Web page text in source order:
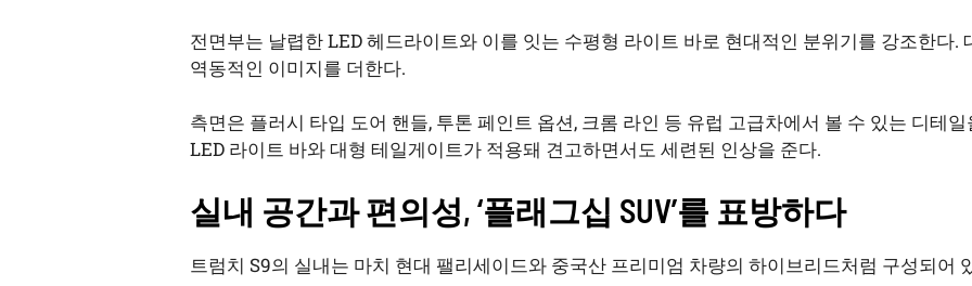
전면부는 날렵한 LED 헤드라이트와 이를 잇는 수평형 라이트 바로 현대적인 분위기를 강조한다.
역동적인 이미지를 더한다.
측면은 플러시 타입 도어 핸들, 투톤 페인트 옵션, 크롬 라인 등 유럽 고급차에서 볼 수 있는 디테
LED 라이트 바와 대형 테일게이트가 적용돼 견고하면서도 세련된 인상을 준다.
실내 공간과 편의성, ‘플래그십 SUV’를 표방하다
트럼치 S9의 실내는 마치 현대 팰리세이드와 중국산 프리미엄 차량의 하이브리드처럼 구성되어